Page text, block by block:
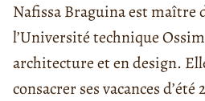
Nafissa Braguina est maître
l’Université technique
architecture et en design.
consacrer ses vacances